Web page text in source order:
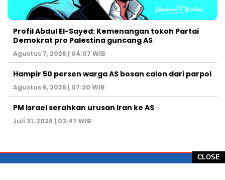
CLOSE
Profil Abdul El-Sayed: Kemenangan tokoh Partai
Demokrat pro Palestina guncang AS
Agustus 7, 2026 | 04:07 WIB
Hampir 50 persen warga AS bosan calon dari parpol
Agustus 6, 2026 | 07:20 WIB
PM Israel serahkan urusan Iran ke AS
Juli 31, 2026 | 02:47 WIB